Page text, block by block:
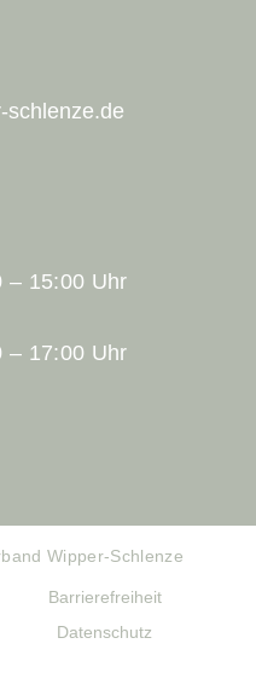
schlenze.de
– 15:00 Uhr
– 17:00 Uhr
Wipper-Schlenze
Barrierefreiheit
Datenschutz